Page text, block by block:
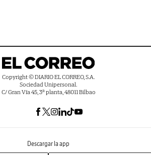
Copyright © DIARIO EL CORREO, S.A.
Sociedad Unipersonal.
C/ Gran Vía 45, 3ª planta, 48011 Bilbao
Descargar la app